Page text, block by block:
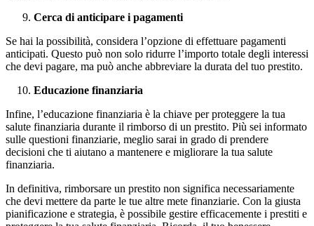
Cerca di anticipare i pagamenti
Se hai la possibilità, considera l’opzione di effettuare pagamenti
anticipati. Questo può non solo ridurre l’importo totale degli interessi
che devi pagare, ma può anche abbreviare la durata del tuo prestito.
Educazione finanziaria
Infine, l’educazione finanziaria è la chiave per proteggere la tua
salute finanziaria durante il rimborso di un prestito. Più sei informato
sulle questioni finanziarie, meglio sarai in grado di prendere
decisioni che ti aiutano a mantenere e migliorare la tua salute
finanziaria.
In definitiva, rimborsare un prestito non significa necessariamente
che devi mettere da parte le tue altre mete finanziarie. Con la giusta
pianificazione e strategia, è possibile gestire efficacemente i prestiti e